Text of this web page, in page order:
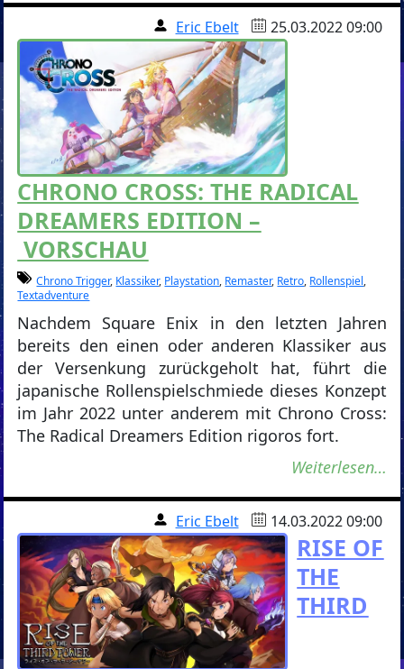
Eric Ebelt 25.03.2022 09:00
CHRONO CROSS: THE RADICAL
DREAMERS EDITION –
VORSCHAU
Chrono Trigger, Klassiker, Playstation, Remaster, Retro, Rollenspiel,
Textadventure
Nachdem Square Enix in den letzten Jahren
bereits den einen oder anderen Klassiker aus
der Versenkung zurückgeholt hat, führt die
japanische Rollenspielschmiede dieses Konzept
im Jahr 2022 unter anderem mit Chrono Cross:
The Radical Dreamers Edition rigoros fort.
Weiterlesen…
Eric Ebelt 14.03.2022 09:00
RISE OF
THE
THIRD